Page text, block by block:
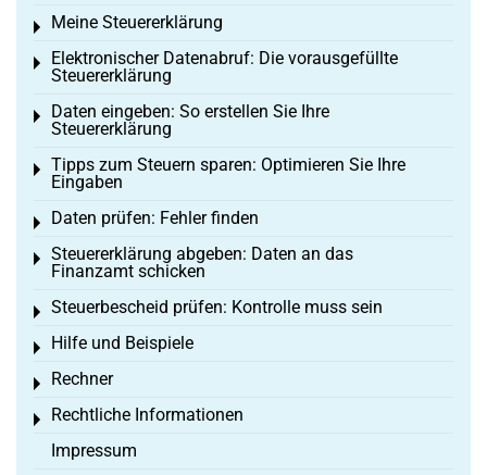
Meine Steuererklärung
Toggle menu
Elektronischer Datenabruf: Die vorausgefüllte
Steuererklärung
Toggle menu
Daten eingeben: So erstellen Sie Ihre
Steuererklärung
Toggle menu
Tipps zum Steuern sparen: Optimieren Sie Ihre
Eingaben
Toggle menu
Daten prüfen: Fehler finden
Toggle menu
Steuererklärung abgeben: Daten an das
Finanzamt schicken
Toggle menu
Steuerbescheid prüfen: Kontrolle muss sein
Toggle menu
Hilfe und Beispiele
Toggle menu
Rechner
Toggle menu
Rechtliche Informationen
Toggle menu
Impressum